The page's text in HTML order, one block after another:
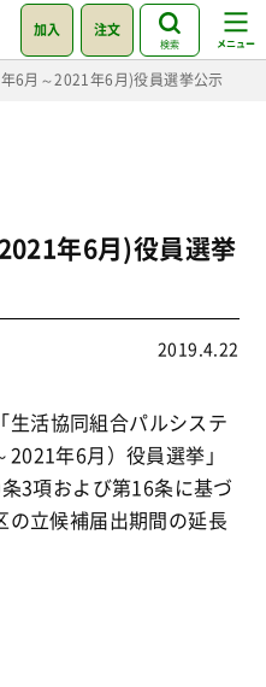
加入 注文
検索
6月～2021年6月)役員選挙公示
年6月)役員選挙
2019.4.22
活協同組合パルシステ
年6月）役員選挙」
3項および第16条に基づ
の立候補届出期間の延長